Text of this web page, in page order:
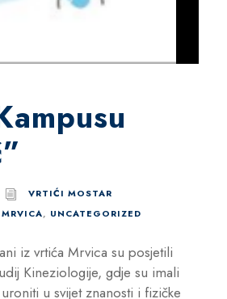
VRTIĆI MOSTAR
MRVICA, UNCATEGORIZED
iz vrtića Mrvica su posjetili
Kineziologije, gdje su imali
u svijet znanosti i fizičke